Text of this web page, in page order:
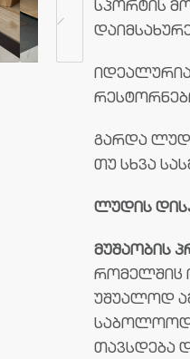
სპორტის
გარდა
თუ სხვა
ლუდის
მუშაობის
რომელშიც
უშუალოდ
საბოლოოდ
თავსდება